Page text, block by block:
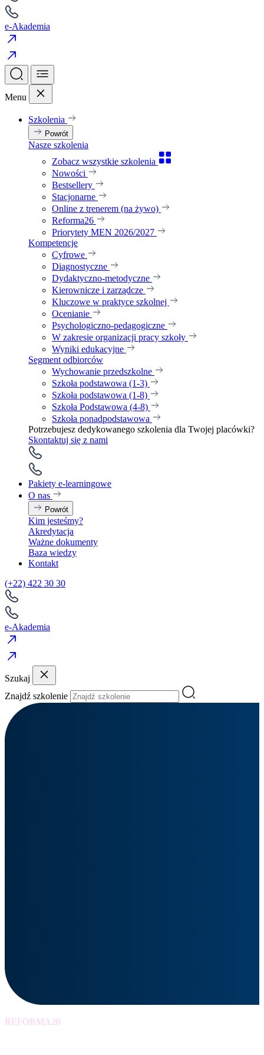
e-Akademia
Menu
Szkolenia
Powrót
Nasze szkolenia
Zobacz wszystkie szkolenia
Nowości
Bestsellery
Stacjonarne
Online z trenerem (na żywo)
Reforma26
Priorytety MEN 2026/2027
Kompetencje
Cyfrowe
Diagnostyczne
Dydaktyczno-metodyczne
Kierownicze i zarządcze
Kluczowe w praktyce szkolnej
Ocenianie
Psychologiczno-pedagogiczne
W zakresie organizacji pracy szkoły
Wyniki edukacyjne
Segment odbiorców
Wychowanie przedszkolne
Szkoła podstawowa (1-3)
Szkoła podstawowa (1-8)
Szkoła Podstawowa (4-8)
Szkoła ponadpodstawowa
Potrzebujesz dedykowanego szkolenia dla Twojej placówki?
Skontaktuj się z nami
Pakiety e-learningowe
O nas
Powrót
Kim jesteśmy?
Akredytacja
Ważne dokumenty
Baza wiedzy
Kontakt
(+22) 422 30 30
e-Akademia
Szukaj
Znajdź szkolenie
REFORMA26